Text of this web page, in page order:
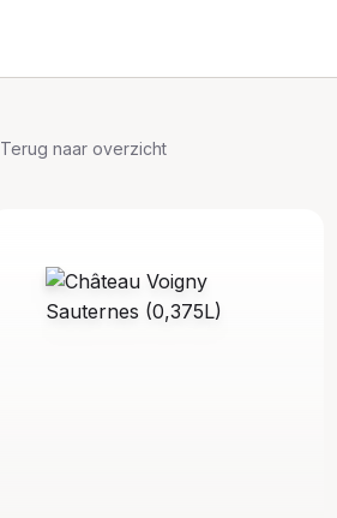
Terug naar overzicht